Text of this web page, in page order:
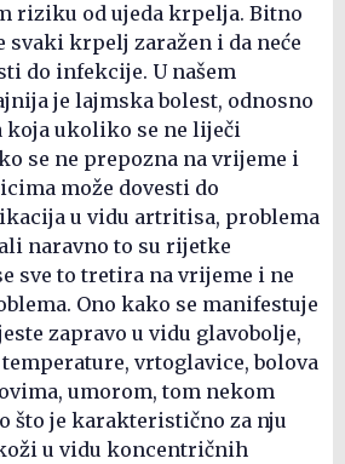
riziku od ujeda krpelja. Bitno
svaki krpelj zaražen i da neće
do infekcije. U našem
je lajmska bolest, odnosno
koja ukoliko se ne liječi
se ne prepozna na vrijeme i
može dovesti do
u vidu artritisa, problema
naravno to su rijetke
sve to tretira na vrijeme i ne
Ono kako se manifestuje
zapravo u vidu glavobolje,
vrtoglavice, bolova
umorom, tom nekom
što je karakteristično za nju
u vidu koncentričnih